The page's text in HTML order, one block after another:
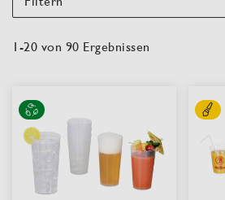
1 -20 von 90 Ergebnissen